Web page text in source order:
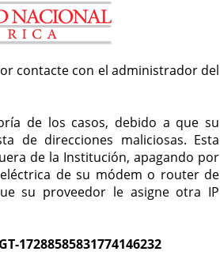
contacte con el administrador del
de los casos, debido a que su
de direcciones maliciosas. Esta
de la Institución, apagando por
de su módem o router de
su proveedor le asigne otra IP
17288585831774146232